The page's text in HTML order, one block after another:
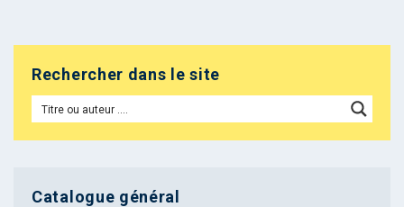
Rechercher dans le site
Catalogue général